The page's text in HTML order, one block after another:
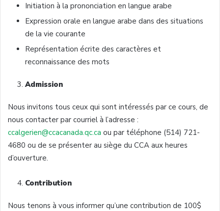
Initiation à la prononciation en langue arabe
Expression orale en langue arabe dans des situations
de la vie courante
Représentation écrite des caractères et
reconnaissance des mots
Admission
Nous invitons tous ceux qui sont intéressés par ce cours, de
nous contacter par courriel à l’adresse :
ccalgerien@ccacanada.qc.ca ou par téléphone (514) 721-
4680 ou de se présenter au siège du CCA aux heures
d’ouverture.
Contribution
Nous tenons à vous informer qu’une contribution de 100$